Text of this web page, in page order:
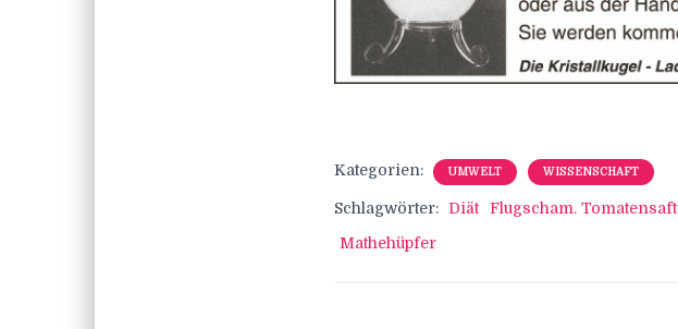
Kategorien: UMWELT WISSENSCHAFT
Schlagwörter: Diät
Flugscham. Tomatensaft
Mathehüpfer